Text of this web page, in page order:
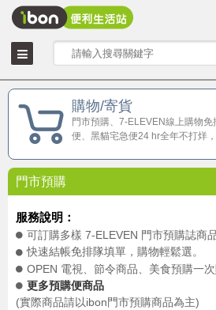
購物/寄貨
門市預購、7-ELEVEN線上購物
便、黑貓宅急便24 hr全年不打烊
門市預購
服務說明：
可訂購多樣 7-ELEVEN 門市預購誌商品
快速結帳免排隊填單，購物輕鬆選。
OPEN 電視、節令商品、美食預購一次
更多預購便商品
(實際商品請以ibon門市預購商品為主)